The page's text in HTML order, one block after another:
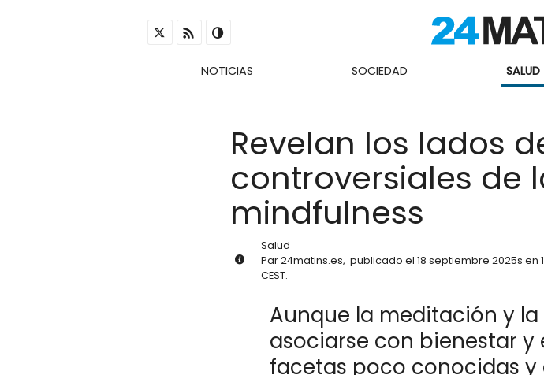
NOTICIAS SOCIEDAD SALUD
Revelan los lados
controversiales de
mindfulness
Salud
Par24matins.es, publicado el 18 septiembre 2025s en
CEST.
Aunque la meditación y
asociarse con bienestar y
facetas poco conocidas y